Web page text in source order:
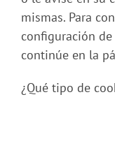
mismas. Para
configuración
continúe en la
¿Qué tipo de